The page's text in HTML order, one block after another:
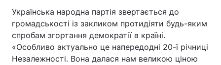
Українська народна партія звертається до
громадськості із закликом протидіяти будь-яким
спробам згортання демократії в країні.
«Особливо актуально це напередодні 20-ї річниці
Незалежності. Вона далася нам великою ціною